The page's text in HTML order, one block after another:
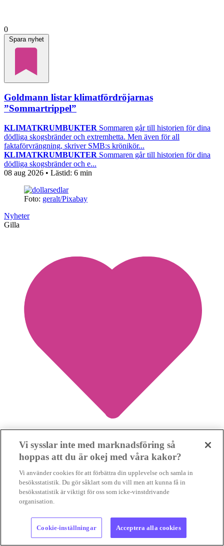
0
Spara nyhet
Goldmann listar klimatfördröjarnas
”Sommartrippel”
KLIMATKRUMBUKTER Sommaren går till historien för dina
dödliga skogsbränder och extremhetta. Men även för all
faktaförvrängning, skriver SMB:s krönikör...
KLIMATKRUMBUKTER Sommaren går till historien för dina
dödliga skogsbränder och e...
08 aug 2026 • Lästid: 6 min
Foto: geralt/Pixabay
Nyheter
Gilla
Spara nyhet
Storbanker öser in pengar i fossilbränslen och
petrokemi
Vi sysslar inte med marknadsföring så
hoppas att du är okej med våra kakor?
Vi använder cookies för att förbättra din upplevelse och samla in
besöksstatistik. Du gör såklart som du vill men att kunna få in
besöksstatistik är viktigt för oss som icke-vinstdrivande
organisation.
Cookie-inställningar Acceptera alla cookies